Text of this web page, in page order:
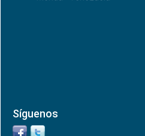
Síguenos